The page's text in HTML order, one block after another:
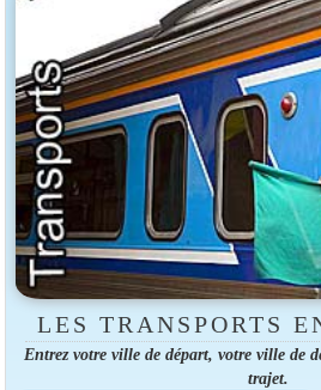
LES TRANSPORTS
Entrez votre ville de départ, votre ville de
trajet.